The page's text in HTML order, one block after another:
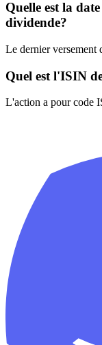
Quelle est la
dividende?
Le dernier versement
Quel est l'ISIN
L'action a pour code